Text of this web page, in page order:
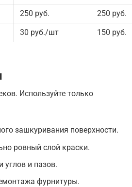
250 руб. 250 руб.
30 руб./шт 150 руб.
Используйте только
зашкуривания поверхности.
ровный слой краски.
углов и пазов.
фурнитуры.